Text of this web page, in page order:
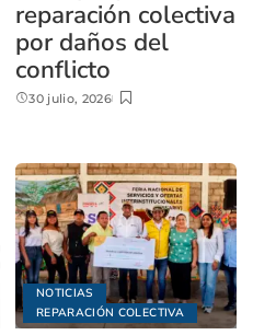
reparación colectiva
por daños del
conflicto
30 julio, 2026
NOTICIAS
REPARACIÓN COLECTIVA